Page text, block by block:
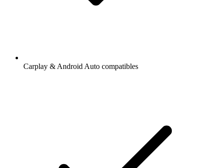
Carplay & Android Auto compatibles